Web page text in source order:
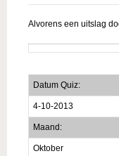
Alvorens een uitslag
Datum Quiz:
4-10-2013
Maand:
Oktober